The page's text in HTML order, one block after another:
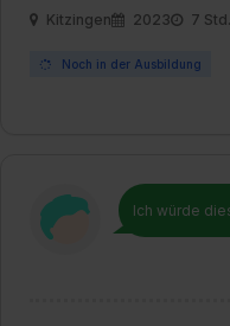
Kitzingen 2023 7
Noch in der Ausbildung
Ich würde